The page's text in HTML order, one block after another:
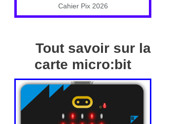
Cahier Pix 2026
Tout savoir sur la
carte micro:bit